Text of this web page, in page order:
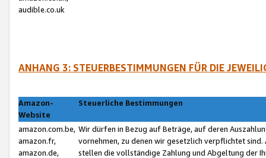
audible.co.uk
ANHANG 3: STEUERBESTIMMUNGEN FÜR DIE
Amazon-
Website
Steuerliche Bestimmungen
amazon.com.be,
amazon.fr,
amazon.de,
Wir dürfen in Bezug auf Beträge, auf deren
vornehmen, zu denen wir gesetzlich verpflichtet
stellen die vollständige Zahlung und Abgeltung der